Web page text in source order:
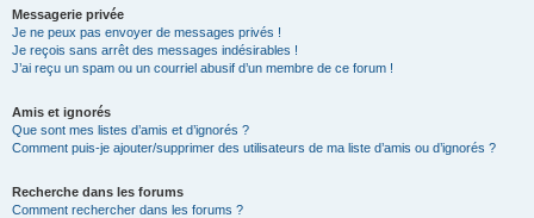
Messagerie privée
Je ne peux pas envoyer de messages privés !
Je reçois sans arrêt des messages indésirables !
J’ai reçu un spam ou un courriel abusif d’un membre de ce forum !
Amis et ignorés
Que sont mes listes d’amis et d’ignorés ?
Comment puis-je ajouter/supprimer des utilisateurs de ma liste d’amis ou d’ignorés ?
Recherche dans les forums
Comment rechercher dans les forums ?